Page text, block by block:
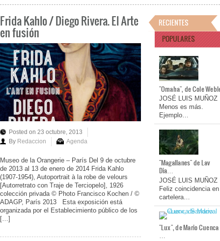
Frida Kahlo / Diego Rivera. El Arte
en fusión
Posted on 23 octubre, 2013
By Redaccion Agenda
Museo de la Orangerie – París Del 9 de octubre
de 2013 al 13 de enero de 2014 Frida Kahlo
(1907-1954), Autoportrait à la robe de velours
[Autorretrato con Traje de Terciopelo], 1926
colección privada © Photo Francisco Kochen / ©
ADAGP, París 2013 Esta exposición está
organizada por el Establecimiento público de los
[…]
RECIENTES
POPULARES
"Omaha", de Cole
JOSÉ LUIS MUÑOZ
Menos es más.
Ejemplo…
"Magallanes" de Lav
Dia…
JOSÉ LUIS MUÑOZ
Feliz coincidencia en
cartelera…
"Lux", de Mario Cuenca
…